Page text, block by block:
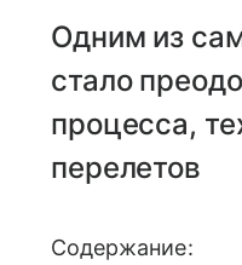
Одним из
стало
процесса,
перелетов
Содержание: